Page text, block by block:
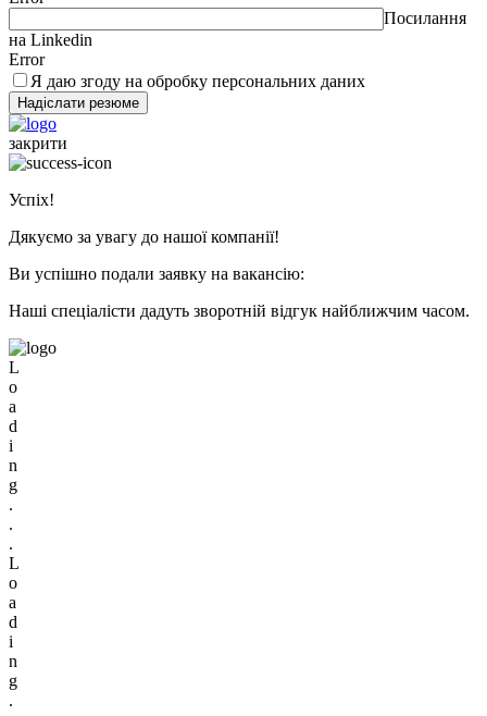
Посилання
на Linkedin
Error
Я даю згоду на обробку персональних даних
закрити
Успіх!
Дякуємо за увагу до нашої компанії!
Ви успішно подали заявку на вакансію:
Наші спеціалісти дадуть зворотній відгук найближчим часом.
L
o
a
d
i
n
g
.
.
.
L
o
a
d
i
n
g
.